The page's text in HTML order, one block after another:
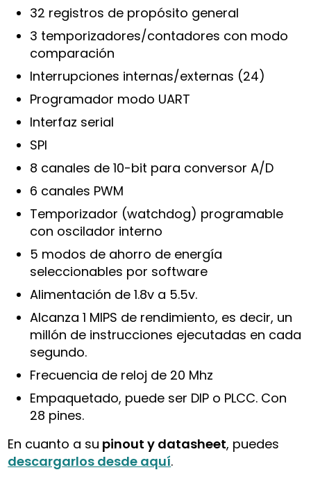
32 registros de propósito general
3 temporizadores/contadores con modo
comparación
Interrupciones internas/externas (24)
Programador modo UART
Interfaz serial
SPI
8 canales de 10-bit para conversor A/D
6 canales PWM
Temporizador (watchdog) programable
con oscilador interno
5 modos de ahorro de energía
seleccionables por software
Alimentación de 1.8v a 5.5v.
Alcanza 1 MIPS de rendimiento, es decir, un
millón de instrucciones ejecutadas en cada
segundo.
Frecuencia de reloj de 20 Mhz
Empaquetado, puede ser DIP o PLCC. Con
28 pines.
En cuanto a su pinout y datasheet, puedes
descargarlos desde aquí.